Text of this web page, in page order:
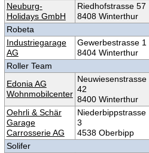
Neuburg-
Holidays GmbH
Riedhofstrasse 57
8408 Winterthur
Robeta
Industriegarage
AG
Gewerbestrasse 1
8404 Winterthur
Roller Team
Edonia AG
Wohnmobilcenter
Neuwiesenstrasse
42
8400 Winterthur
Oehrli & Schär
Garage
Carrosserie AG
Niederbippstrasse
3
4538 Oberbipp
Solifer